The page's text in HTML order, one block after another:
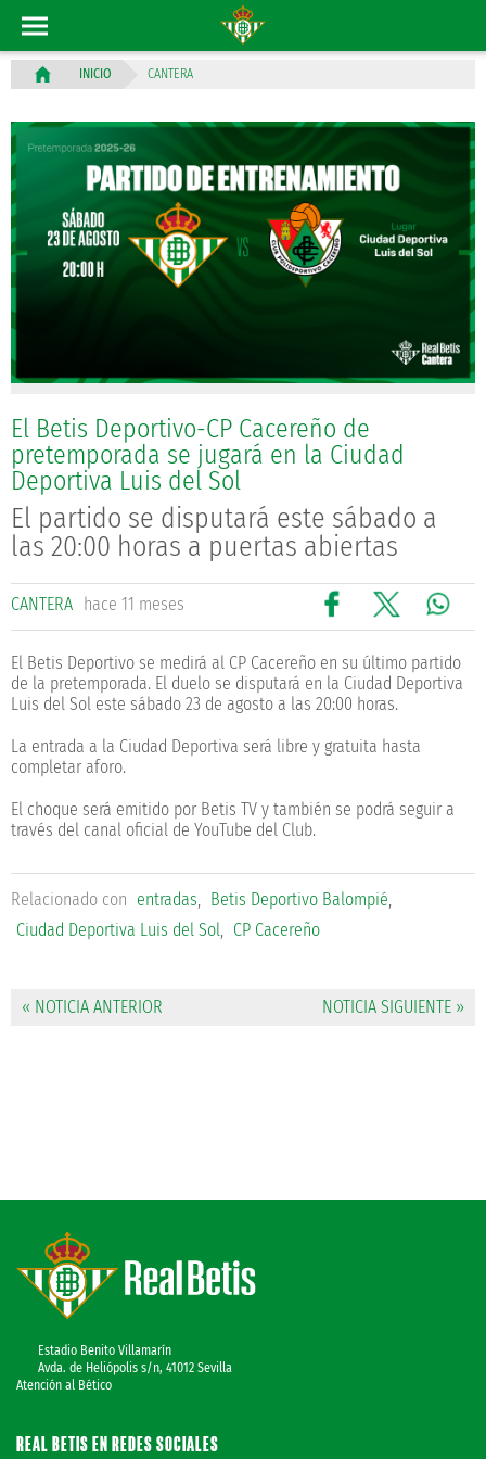
INICIO CANTERA
El Betis Deportivo-CP Cacereño de
pretemporada se jugará en la Ciudad
Deportiva Luis del Sol
El partido se disputará este sábado a
las 20:00 horas a puertas abiertas
CANTERA hace 11 meses
El Betis Deportivo se medirá al CP Cacereño en su último partido
de la pretemporada. El duelo se disputará en la Ciudad Deportiva
Luis del Sol este sábado 23 de agosto a las 20:00 horas.
La entrada a la Ciudad Deportiva será libre y gratuita hasta
completar aforo.
El choque será emitido por Betis TV y también se podrá seguir a
través del canal oficial de YouTube del Club.
Relacionado con entradas, Betis Deportivo Balompié,
Ciudad Deportiva Luis del Sol, CP Cacereño
« NOTICIA ANTERIOR NOTICIA SIGUIENTE »
Estadio Benito Villamarín
Avda. de Heliópolis s/n, 41012 Sevilla
Atención al Bético
REAL BETIS EN REDES SOCIALES